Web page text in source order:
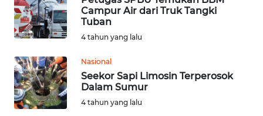
Campur Air dari Truk Tangki
Tuban
4 tahun yang lalu
Nasional
Seekor Sapi Limosin Terperosok
Dalam Sumur
4 tahun yang lalu
SULBAR
WN
WN
SUMBAR